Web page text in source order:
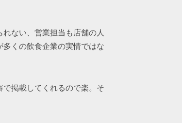
ない、営業担当も店舗の人
くの飲食企業の実情ではな
掲載してくれるので楽。そ